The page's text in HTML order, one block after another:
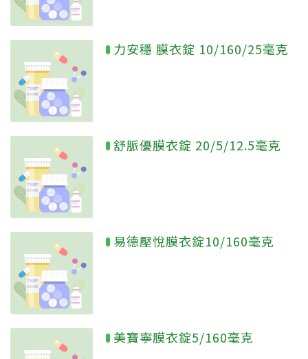
力安穩 膜衣錠 10/160/25毫克
舒脈優膜衣錠 20/5/12.5毫克
易德壓悅膜衣錠10/160毫克
美寶寧膜衣錠5/160毫克